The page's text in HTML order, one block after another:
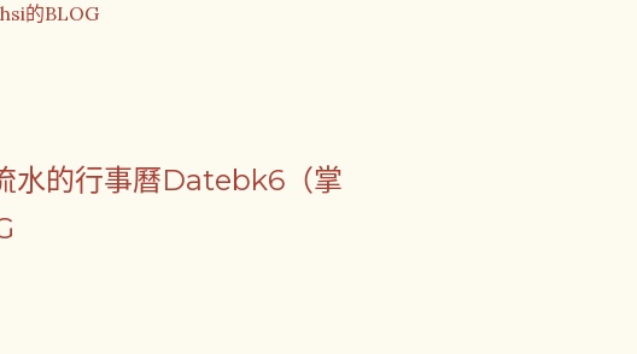
的BLOG
水的行事曆Datebk6（掌